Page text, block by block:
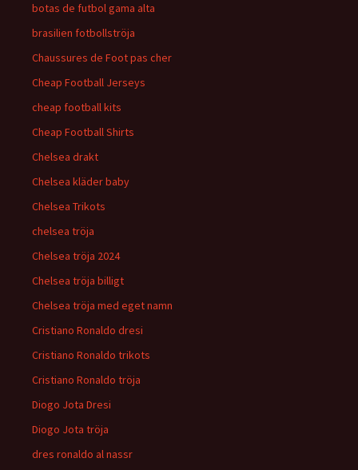
botas de futbol gama alta
brasilien fotbollströja
Chaussures de Foot pas cher
Cheap Football Jerseys
cheap football kits
Cheap Football Shirts
Chelsea drakt
Chelsea kläder baby
Chelsea Trikots
chelsea tröja
Chelsea tröja 2024
Chelsea tröja billigt
Chelsea tröja med eget namn
Cristiano Ronaldo dresi
Cristiano Ronaldo trikots
Cristiano Ronaldo tröja
Diogo Jota Dresi
Diogo Jota tröja
dres ronaldo al nassr